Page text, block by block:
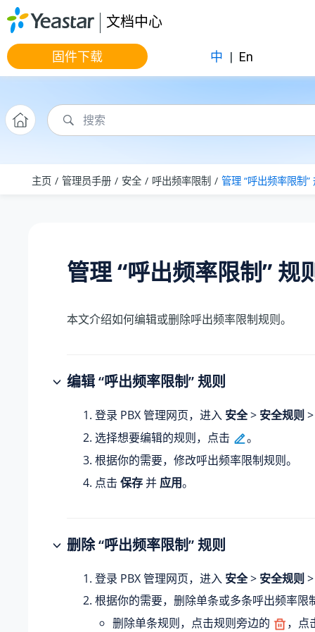
跳转到主要内容
文档中心
固件下载 中 | En
主页 管理员手册 安全 呼出频率限制 管理 “呼出频率限制”
管理 “呼出频率限制” 规
本文介绍如何编辑或删除呼出频率限制规则。
编辑 “呼出频率限制” 规则
登录 PBX 管理网页，进入 安全> 安全规则
选择想要编辑的规则，点击
。
根据你的需要，修改呼出频率限制规则。
点击 保存并 应用。
删除 “呼出频率限制” 规则
登录 PBX 管理网页，进入 安全> 安全规则
根据你的需要，删除单条或多条呼出频率限
删除单条规则，点击规则旁边的
，点